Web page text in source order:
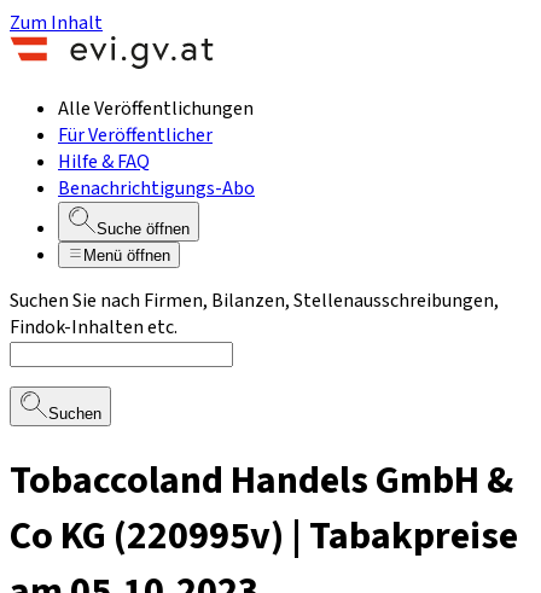
Zum Inhalt
Alle Veröffentlichungen
Für Veröffentlicher
Hilfe & FAQ
Benachrichtigungs-Abo
Suche öffnen
Menü öffnen
Suchen Sie nach Firmen, Bilanzen, Stellenausschreibungen,
Findok-Inhalten etc.
Suchen
Tobaccoland Handels GmbH &
Co KG (220995v) | Tabakpreise